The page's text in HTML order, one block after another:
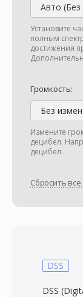
Авто (Без
Установите
полным
достижения
Громкость:
Без
Измените
децибел.
децибел.
Сбросить все
DSS
DSS